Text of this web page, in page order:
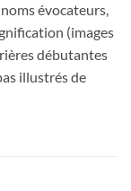
évocateurs,
(images
débutantes
illustrés de